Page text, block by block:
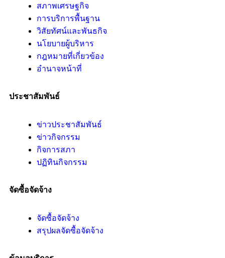
สภาพเศรษฐกิจ
การบริการพื้นฐาน
วิสัยทัศน์และพันธกิจ
นโยบายผู้บริหาร
กฎหมายที่เกี่ยวข้อง
อํานาจหน้าที่
ประชาสัมพันธ์
ข่าวประชาสัมพันธ์
ข่าวกิจกรรม
กิจการสภา
ปฏิทินกิจกรรม
จัดซื้อจัดจ้าง
จัดซื้อจัดจ้าง
สรุปผลจัดซื้อจัดจ้าง